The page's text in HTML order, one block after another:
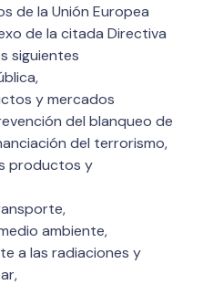
de la Unión Europea
de la citada Directiva
siguientes
y mercados
del blanqueo de
del terrorismo,
productos y
ambiente,
a las radiaciones y